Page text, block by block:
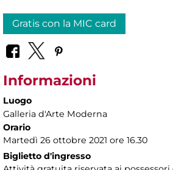
Gratis con la MIC card
Informazioni
Luogo
Galleria d'Arte Moderna
Orario
Martedì 26 ottobre 2021 ore 16.30
Biglietto d'ingresso